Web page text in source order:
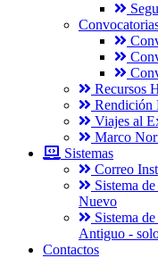
Recursos
Rendición
Viajes al
Marco
Sistemas
Correo
Sistema
Nuevo
Sistema
Antiguo -
Contactos